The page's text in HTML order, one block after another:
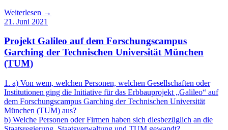
Weiterlesen →
21. Juni 2021
Projekt Galileo auf dem Forschungscampus
Garching der Technischen Universität München
(TUM)
1. a) Von wem, welchen Personen, welchen Gesellschaften oder
Institutionen ging die Initiative für das Erbbauprojekt „Galileo“ auf
dem Forschungscampus Garching der Technischen Universität
München (TUM) aus?
b) Welche Personen oder Firmen haben sich diesbezüglich an die